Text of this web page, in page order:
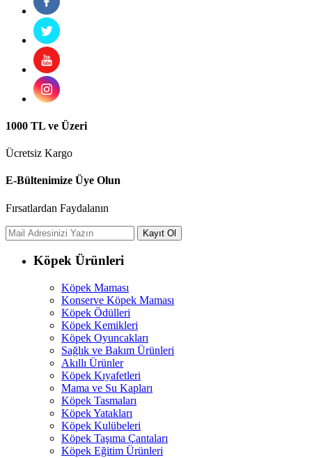
1000 TL ve Üzeri
Ücretsiz Kargo
E-Bültenimize Üye Olun
Fırsatlardan Faydalanın
Köpek Ürünleri
Köpek Maması
Konserve Köpek Maması
Köpek Ödülleri
Köpek Kemikleri
Köpek Oyuncakları
Sağlık ve Bakım Ürünleri
Akıllı Ürünler
Köpek Kıyafetleri
Mama ve Su Kapları
Köpek Tasmaları
Köpek Yatakları
Köpek Kulübeleri
Köpek Taşıma Çantaları
Köpek Eğitim Ürünleri